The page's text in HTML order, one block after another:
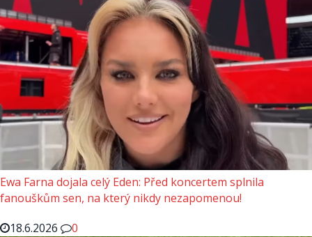
Ewa Farna dojala celý Eden: Před koncertem splnila
fanouškům sen, na který nikdy nezapomenou!
18.6.2026
0